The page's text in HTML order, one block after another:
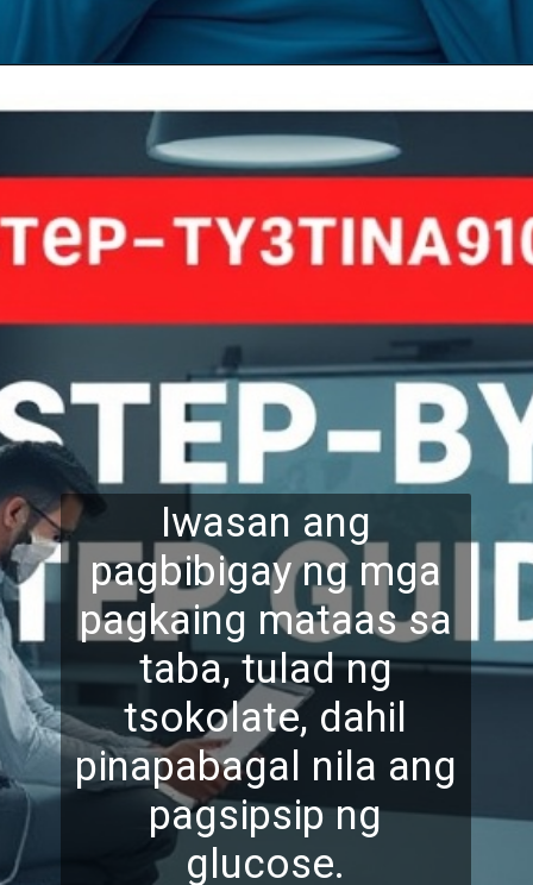
Iwasan ang
pagbibigay ng mga
pagkaing mataas sa
taba, tulad ng
tsokolate, dahil
pinapabagal nila ang
pagsipsip ng
glucose.